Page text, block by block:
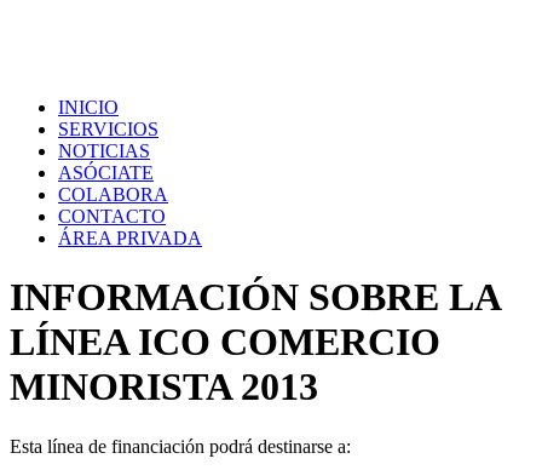
INICIO
SERVICIOS
NOTICIAS
ASÓCIATE
COLABORA
CONTACTO
ÁREA PRIVADA
INFORMACIÓN SOBRE LA
LÍNEA ICO COMERCIO
MINORISTA 2013
Esta línea de financiación podrá destinarse a: